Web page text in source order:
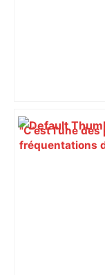
"C’est l’une
fréquentations